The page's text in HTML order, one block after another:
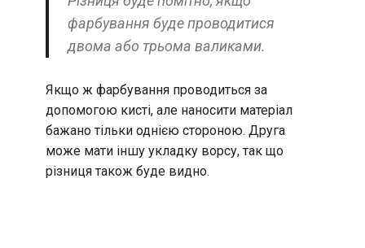
фарбування буде проводитися
двома або трьома валиками.
Якщо ж фарбування проводиться за
допомогою кисті, але наносити матеріал
бажано тільки однією стороною. Друга
може мати іншу укладку ворсу, так що
різниця також буде видно.